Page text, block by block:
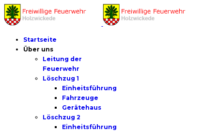
Startseite
Über uns
Leitung der
Feuerwehr
Löschzug 1
Einheitsführung
Fahrzeuge
Gerätehaus
Löschzug 2
Einheitsführung